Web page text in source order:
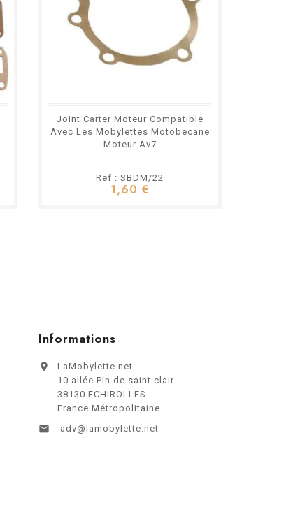
Joint Carter Moteur Compatible
Avec Les Mobylettes Motobecane
Moteur Av7
Ref : SBDM/22
1,60 €
Informations

LaMobylette.net
10 allée Pin de saint clair
38130 ECHIROLLES
France Métropolitaine
 adv@lamobylette.net